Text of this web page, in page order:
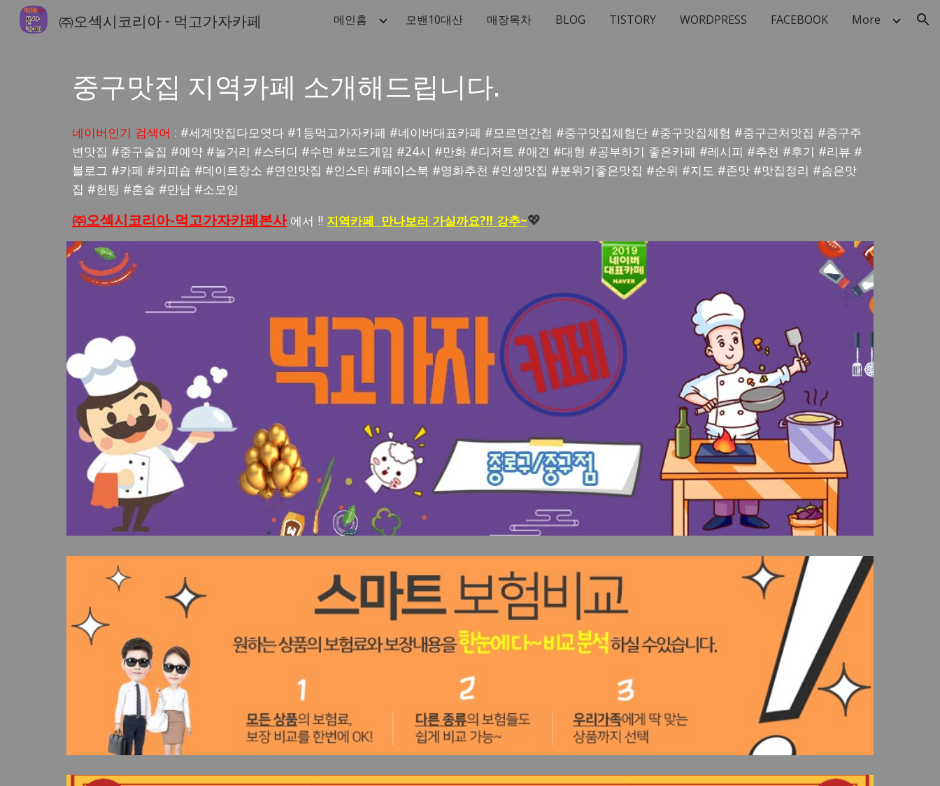
Skip to main content Skip to navigation
㈜오섹시코리아 - 먹고가자카페 메인홈 모밴10대산 매장목차 BLOG TISTORY WORDPRESS FACEBOOK More
중구맛집 지역카페 소개해드립니다.
네이버인기 검색어 : #세계맛집다모엿다 #1등먹고가자카페 #네이버대표카페 #모르면간첩 #중구맛집체험단 #중구맛집체험 #중구근처맛집 #중구주
변맛집 #중구술집 #예약 #놀거리 #스터디 #수면 #보드게임 #24시 #만화 #디저트 #애견 #대형 #공부하기 좋은카페 #레시피 #추천 #후기 #리뷰 #
블로그 #카페 #커피숍 #데이트장소 #연인맛집 #인스타 #페이스북 #영화추천 #인생맛집 #분위기좋은맛집 #순위 #지도 #존맛 #맛집정리 #숨은맛
집 #헌팅 #혼술 #만남 #소모임
㈜오섹시코리아-먹고가자카페본사에서 !! 지역카페 만나보러 가실까요?!! 강추~💖